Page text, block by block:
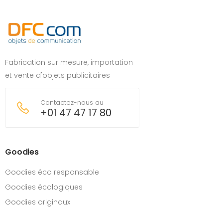
Fabrication sur mesure, importation
et vente d'objets publicitaires
Contactez-nous au
+01 47 47 17 80
Goodies
Goodies éco responsable
Goodies écologiques
Goodies originaux